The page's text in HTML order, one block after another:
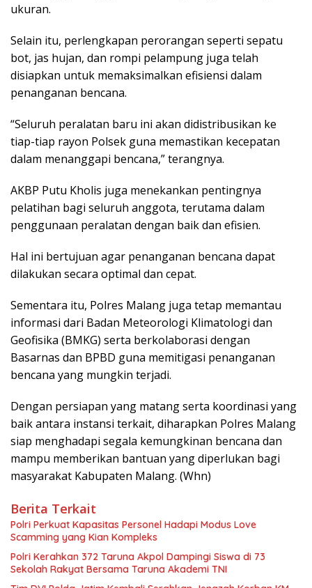
ukuran.
Selain itu, perlengkapan perorangan seperti sepatu
bot, jas hujan, dan rompi pelampung juga telah
disiapkan untuk memaksimalkan efisiensi dalam
penanganan bencana.
“Seluruh peralatan baru ini akan didistribusikan ke
tiap-tiap rayon Polsek guna memastikan kecepatan
dalam menanggapi bencana,” terangnya.
AKBP Putu Kholis juga menekankan pentingnya
pelatihan bagi seluruh anggota, terutama dalam
penggunaan peralatan dengan baik dan efisien.
Hal ini bertujuan agar penanganan bencana dapat
dilakukan secara optimal dan cepat.
Sementara itu, Polres Malang juga tetap memantau
informasi dari Badan Meteorologi Klimatologi dan
Geofisika (BMKG) serta berkolaborasi dengan
Basarnas dan BPBD guna memitigasi penanganan
bencana yang mungkin terjadi.
Dengan persiapan yang matang serta koordinasi yang
baik antara instansi terkait, diharapkan Polres Malang
siap menghadapi segala kemungkinan bencana dan
mampu memberikan bantuan yang diperlukan bagi
masyarakat Kabupaten Malang. (Whn)
Berita Terkait
Polri Perkuat Kapasitas Personel Hadapi Modus Love
Scamming yang Kian Kompleks
Polri Kerahkan 372 Taruna Akpol Dampingi Siswa di 73
Sekolah Rakyat Bersama Taruna Akademi TNI